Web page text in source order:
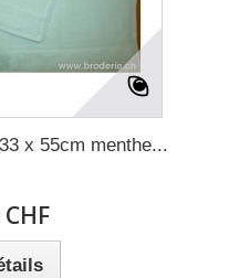
x 55cm menthe...